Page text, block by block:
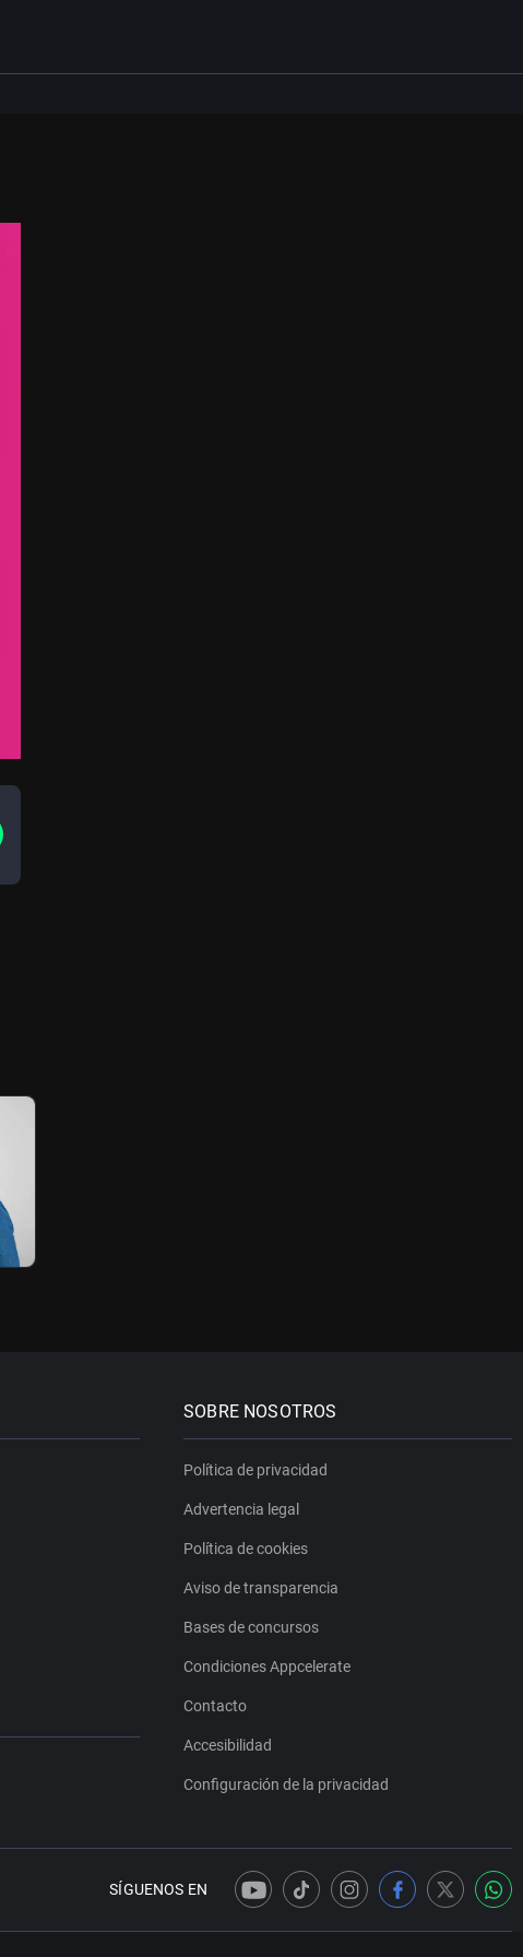
SOBRE NOSOTROS
Política de privacidad
Advertencia legal
Política de cookies
Aviso de transparencia
Bases de concursos
Condiciones Appcelerate
Contacto
Accesibilidad
Configuración de la privacidad
SÍGUENOS EN